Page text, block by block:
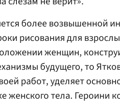
более возвышенной
рисования для
женщин,
будущего, то
работ, уделяет
женского тела. Героини